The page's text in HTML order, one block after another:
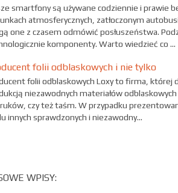
smartfony są używane codziennie i prawie
atmosferycznych, zatłoczonym
one z czasem odmówić posłuszeństwa.
komponenty. Warto wiedzieć co ...
folii odblaskowych i nie tylko
folii odblaskowych Loxy to firma, której
niezawodnych materiałów
czy też taśm. W przypadku
innych sprawdzonych i niezawodny...
WPISY: